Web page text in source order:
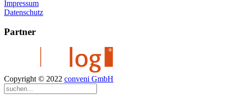
Impressum
Datenschutz
Partner
Copyright © 2022 conveni GmbH